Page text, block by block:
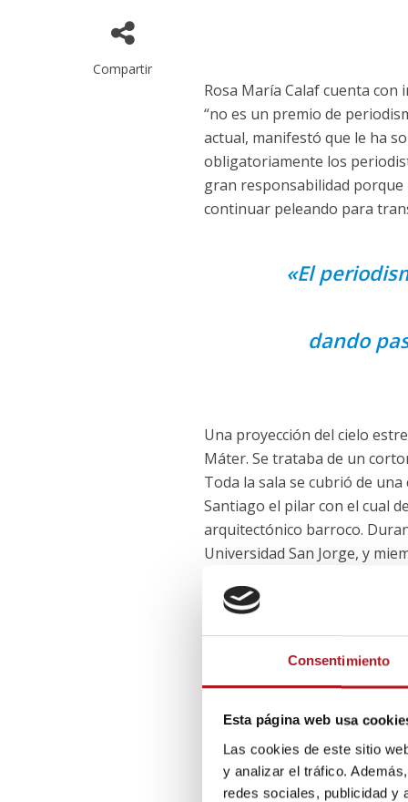
Consentimiento
Esta página web usa
Las cookies de este sitio
y analizar el tráfico.
redes sociales, publicidad y
Compartir
Rosa María Calaf cuenta con
“no es un premio de
actual, manifestó que le ha
obligatoriamente los
gran responsabilidad porque
continuar peleando para
«El
dando
Una proyección del cielo
Máter. Se trataba de un
Toda la sala se cubrió de
Santiago el pilar con el cual
arquitectónico barroco.
Universidad San Jorge, y
persona sensata, audaz,
personas vinculadas al
esperaban pacientes en la
museo. Nada más entrar en
a la premiada bajo un